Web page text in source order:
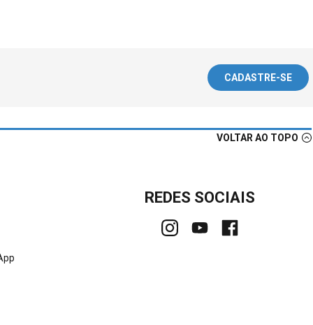
CADASTRE-SE
VOLTAR AO TOPO
REDES SOCIAIS